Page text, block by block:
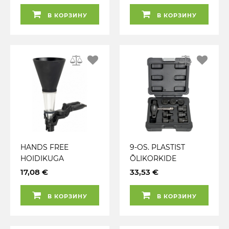
В КОРЗИНУ В КОРЗИНУ
HANDS FREE
HOIDIKUGA
LÄBIPAISTEV LEHTER
17,08 €
В КОРЗИНУ
9-OS. PLASTIST
ÕLIKORKIDE
ADAPTERITE
33,53 €
В КОРЗИНУ